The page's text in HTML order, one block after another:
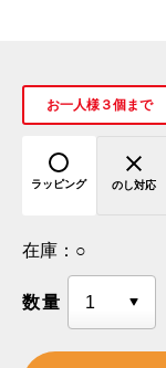
お一人様３個まで
ラッピング のし対応
在庫： ○
数量